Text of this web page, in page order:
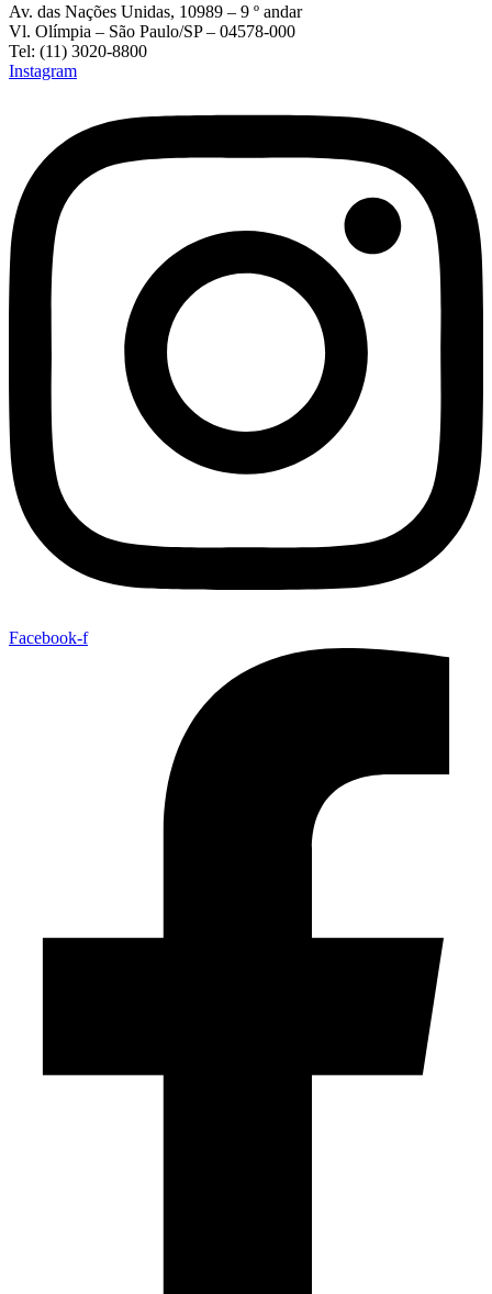
Av. das Nações Unidas, 10989 – 9 º andar
Vl. Olímpia – São Paulo/SP – 04578-000
Tel: (11) 3020-8800
Instagram
Facebook-f